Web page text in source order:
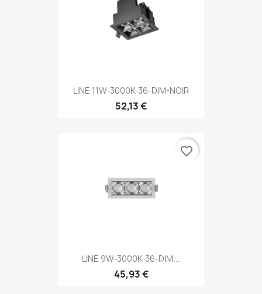
LINE 11W-3000K-36-DIM-NOIR
52,13 €
LINE 9W-3000K-36-DIM...
45,93 €
favorite_border